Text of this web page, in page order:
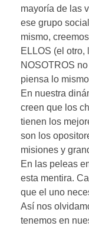
mayoría de las
ese grupo
mismo,
ELLOS (el
NOSOTROS
piensa lo
En nuestra
creen que los
tienen los
son los
misiones y
En las peleas
esta mentira.
que el uno
Así nos
tenemos en